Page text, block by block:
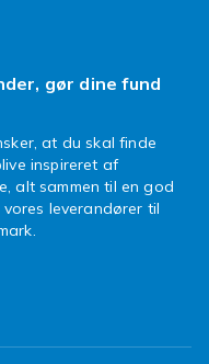
Den er
pindehesten.
til børn
masser af
til børn, der er
en
og har blød,
dele.
gør dine fund
at du skal finde
inspireret af
alt sammen til en god
leverandører til